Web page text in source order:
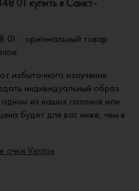
01 купить в Санкт-
01 - оригинальный товар
избыточного излучения
индивидуальный образ.
из наших салонов или
будет для вас ниже, чем в
очки Ventoe